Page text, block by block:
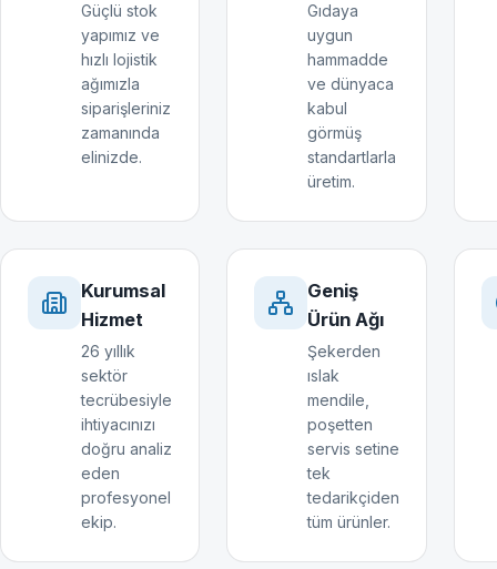
Güçlü stok
yapımız ve
hızlı lojistik
ağımızla
siparişleriniz
zamanında
elinizde.
Gıdaya
uygun
hammadde
ve dünyaca
kabul
görmüş
standartlarla
üretim.
Kurumsal
Hizmet
26 yıllık
sektör
tecrübesiyle
ihtiyacınızı
doğru analiz
eden
profesyonel
ekip.
Geniş
Ürün Ağı
Şekerden
ıslak
mendile,
poşetten
servis setine
tek
tedarikçiden
tüm ürünler.